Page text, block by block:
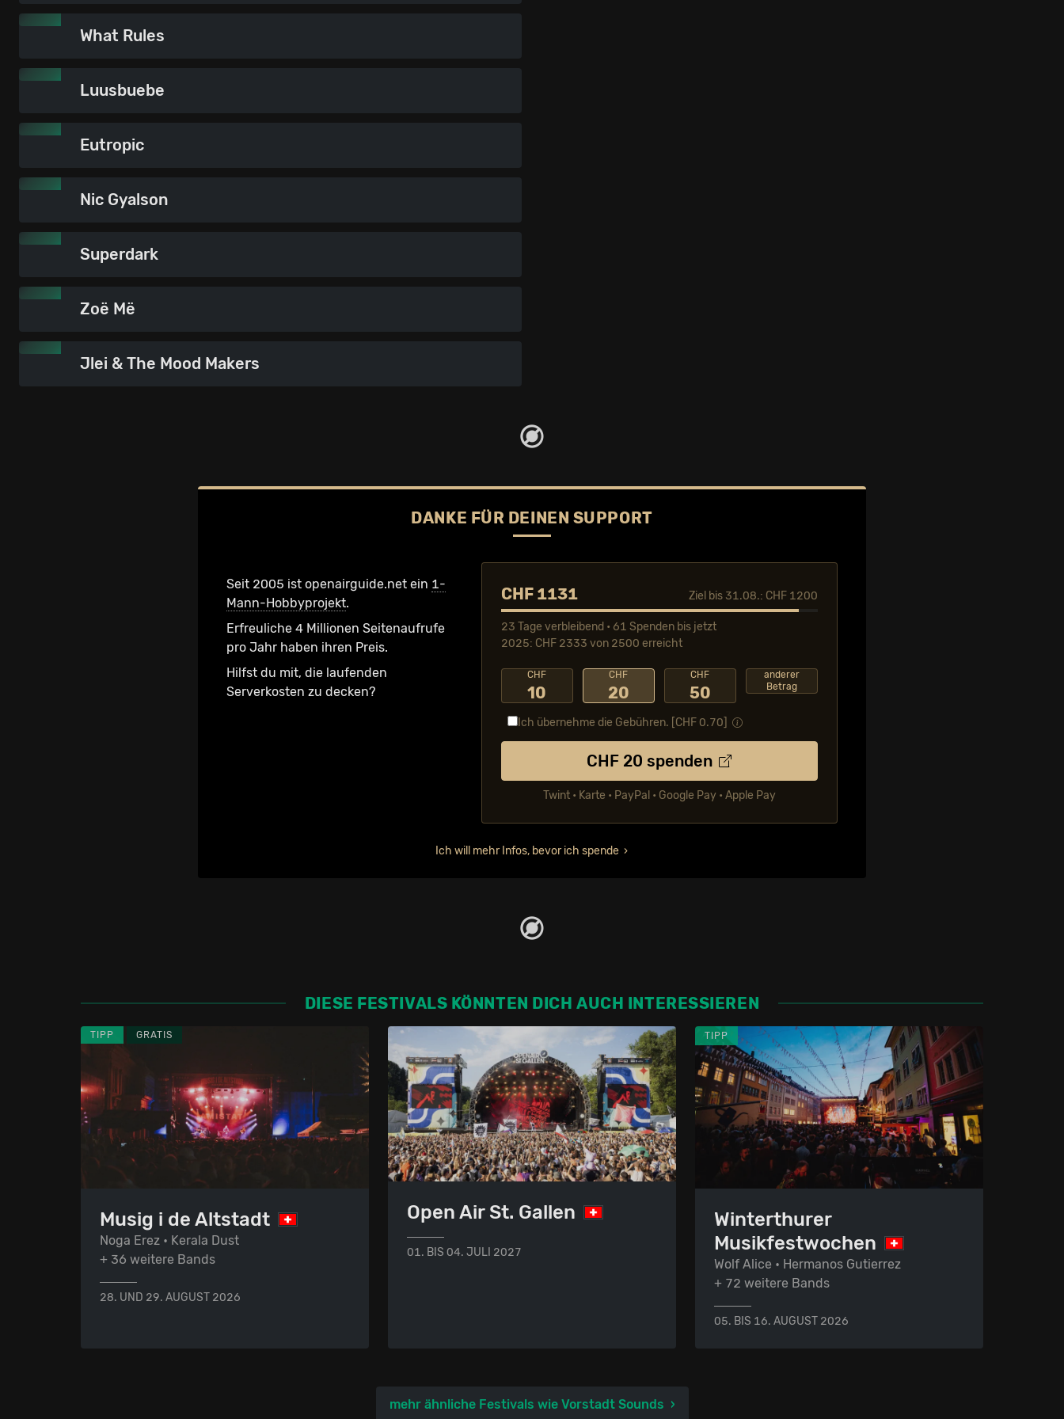
What Rules
Luusbuebe
Eutropic
Nic Gyalson
Superdark
Zoë Më
Jlei & The Mood Makers
DANKE FÜR DEINEN SUPPORT
Seit 2005 ist openairguide.net ein 1-
Mann-Hobbyprojekt.
Erfreuliche 4 Millionen Seiten­aufrufe
pro Jahr haben ihren Preis.
Hilfst du mit, die laufenden
Serverkosten zu decken?
CHF 1131 Ziel bis 31.08.: CHF 1200
23 Tage verbleibend • 61 Spenden bis jetzt
2025: CHF 2333 von 2500 erreicht
CHF
10
CHF
20
CHF
50
anderer
Betrag
Ich übernehme die Gebühren. [CHF0.70
CHF 20 spenden
Twint • Karte • PayPal • Google Pay • Apple Pay
Ich will mehr Infos, bevor ich spende
DIESE FESTIVALS KÖNNTEN DICH AUCH INTERESSIEREN
TIPP GRATIS
Musig i de Altstadt
Noga Erez • Kerala Dust
+ 36 weitere Bands
28. UND 29. AUGUST 2026
Open Air St. Gallen
01. BIS 04. JULI 2027
TIPP
Winterthurer
Musikfestwochen
Wolf Alice • Hermanos Gutierrez
+ 72 weitere Bands
05. BIS 16. AUGUST 2026
mehr ähnliche Festivals wie Vorstadt Sounds